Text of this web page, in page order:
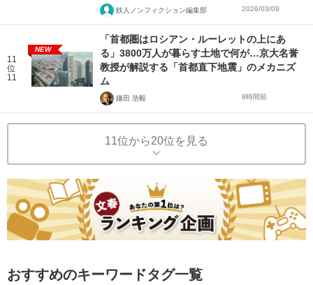
鉄人ノンフィクション編集部 2026/03/09
11
位
11
NEW
「首都圏はロシアン・ルーレットの上にあ
る」3800万人が暮らす土地で何が…京大名誉
教授が解説する「首都直下地震」のメカニズ
ム
鎌田 浩毅 8時間前
11位から20位を見る
おすすめのキーワードタグ一覧